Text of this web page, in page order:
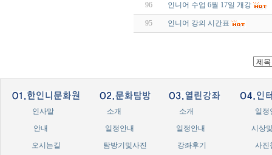
96 인니어 수업 6월 17일 개강
95 인니어 강의 시간표
인사말 소개 소개
일정
안내
일정안내 일정안내
시상
오시는길
탐방기및사진 강좌후기
사진